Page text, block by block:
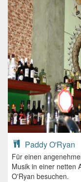
Paddy O'Ryan
Für einen
Musik in einer netten
O'Ryan besuchen.